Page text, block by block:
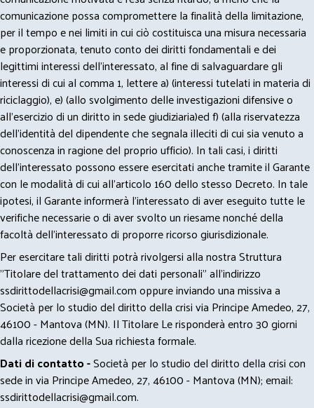
comunicazione possa compromettere la finalità della limitazione,
per il tempo e nei limiti in cui ciò costituisca una misura necessaria
e proporzionata, tenuto conto dei diritti fondamentali e dei
legittimi interessi dell’interessato, al fine di salvaguardare gli
interessi di cui al comma 1, lettere a) (interessi tutelati in materia di
riciclaggio), e) (allo svolgimento delle investigazioni difensive o
all’esercizio di un diritto in sede giudiziaria)ed f) (alla riservatezza
dell’identità del dipendente che segnala illeciti di cui sia venuto a
conoscenza in ragione del proprio ufficio). In tali casi, i diritti
dell’interessato possono essere esercitati anche tramite il Garante
con le modalità di cui all’articolo 160 dello stesso Decreto. In tale
ipotesi, il Garante informerà l’interessato di aver eseguito tutte le
verifiche necessarie o di aver svolto un riesame nonché della
facoltà dell’interessato di proporre ricorso giurisdizionale.
Per esercitare tali diritti potrà rivolgersi alla nostra Struttura
"Titolare del trattamento dei dati personali" all'indirizzo
ssdirittodellacrisi@gmail.comoppure inviando una missiva a
Società per lo studio del diritto della crisi via Principe Amedeo, 27,
46100 - Mantova (MN). Il Titolare Le risponderà entro 30 giorni
dalla ricezione della Sua richiesta formale.
Dati di contatto -Società per lo studio del diritto della crisi con
sede in via Principe Amedeo, 27, 46100 - Mantova (MN); email:
ssdirittodellacrisi@gmail.com.